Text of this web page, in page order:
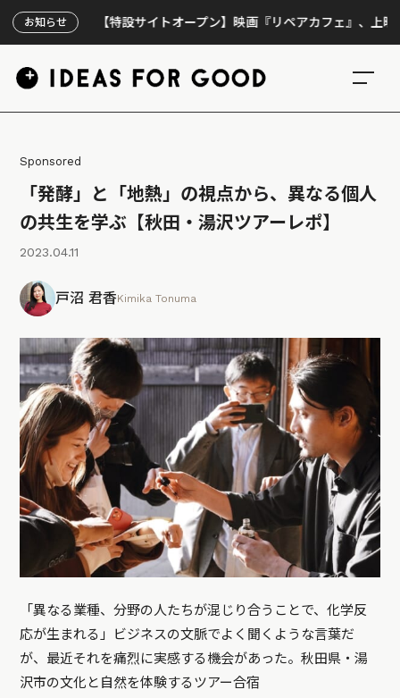
お知らせ
【特設サイトオープン】映画『リペアカフェ』、上映300回の先で
Sponsored
「発酵」と「地熱」の視点から、異なる個人
の共生を学ぶ【秋田・湯沢ツアーレポ】
2023.04.11
戸沼 君香Kimika Tonuma
「異なる業種、分野の人たちが混じり合うことで、化学反
応が生まれる」ビジネスの文脈でよく聞くような言葉だ
が、最近それを痛烈に実感する機会があった。秋田県・湯
沢市の文化と自然を体験するツアー合宿